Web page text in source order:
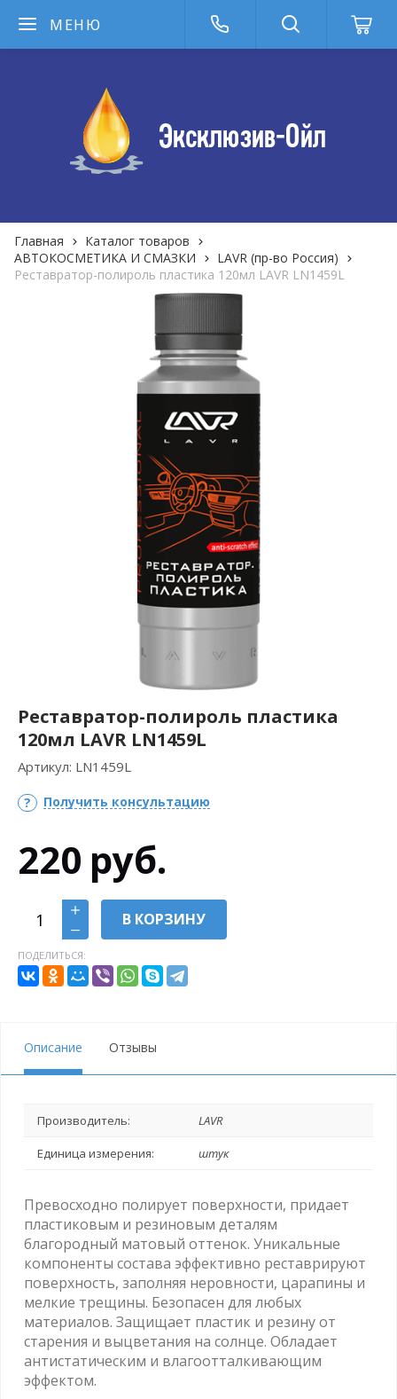
МЕНЮ
Главная
Каталог товаров
АВТОКОСМЕТИКА И СМАЗКИ
LAVR (пр-во Россия)
Реставратор-полироль пластика 120мл LAVR LN1459L
Реставратор-полироль пластика
120мл LAVR LN1459L
Артикул: LN1459L
Получить консультацию
220 руб.
В КОРЗИНУ
ПОДЕЛИТЬСЯ:
Описание Отзывы
Производитель: LAVR
Единица измерения: штук
Превосходно полирует поверхности, придает
пластиковым и резиновым деталям
благородный матовый оттенок. Уникальные
компоненты состава эффективно реставрируют
поверхность, заполняя неровности, царапины и
мелкие трещины. Безопасен для любых
материалов. Защищает пластик и резину от
старения и выцветания на солнце. Обладает
антистатическим и влагоотталкивающим
эффектом.